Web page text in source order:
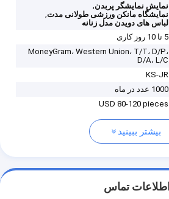
نمايش نمايشگر پربدن,
نمایشگاه مانکن ورزشی طولانی مدت,
لباس های دویدن مدل زنانه
5 تا 10 روز کاری
MoneyGram، Western Union، T/T، D/P،
D/A، L/C
KS-JR
1000 عدد در ماه
USD 80-120 pieces
بیشتر ببینید
اطلاعات تماس